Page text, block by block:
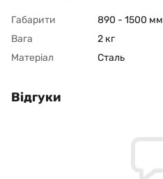
Габарити
890 - 1500 мм
Вага
2 кг
Матеріал
Cталь
Відгуки